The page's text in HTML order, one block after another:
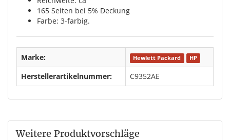
165 Seiten bei 5% Deckung
Farbe: 3-farbig.
Marke: Hewlett Packard HP
Herstellerartikelnummer: C9352AE
Weitere Produktvorschläge